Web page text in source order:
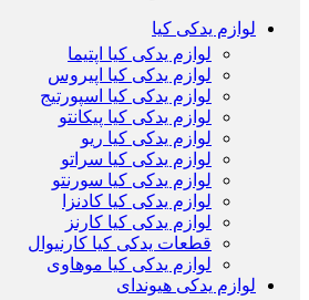
لوازم یدکی کیا
لوازم یدکی کیا اپتیما
لوازم یدکی کیا اپیروس
لوازم یدکی کیا اسپورتیج
لوازم یدکی کیا پیکانتو
لوازم یدکی کیا ریو
لوازم یدکی کیا سراتو
لوازم یدکی کیا سورنتو
لوازم یدکی کیا کادنزا
لوازم یدکی کیا کارنز
قطعات یدکی کیا کارنیوال
لوازم یدکی کیا موهاوی
لوازم یدکی هیوندای